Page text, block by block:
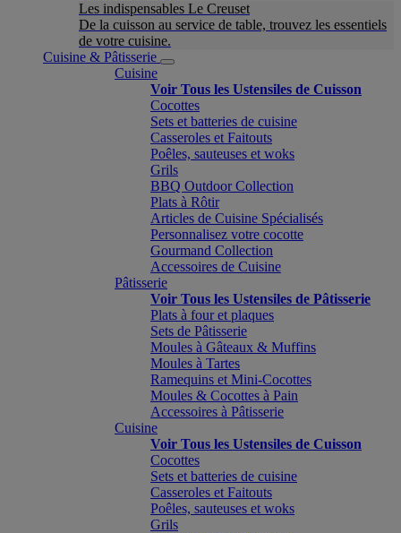
Les indispensables Le Creuset
De la cuisson au service de table, trouvez les essentiels
de votre cuisine.
Cuisine & Pâtisserie
Cuisine
Voir Tous les Ustensiles de Cuisson
Cocottes
Sets et batteries de cuisine
Casseroles et Faitouts
Poêles, sauteuses et woks
Grils
BBQ Outdoor Collection
Plats à Rôtir
Articles de Cuisine Spécialisés
Personnalisez votre cocotte
Gourmand Collection
Accessoires de Cuisine
Pâtisserie
Voir Tous les Ustensiles de Pâtisserie
Plats à four et plaques
Sets de Pâtisserie
Moules à Gâteaux & Muffins
Moules à Tartes
Ramequins et Mini-Cocottes
Moules & Cocottes à Pain
Accessoires à Pâtisserie
Cuisine
Voir Tous les Ustensiles de Cuisson
Cocottes
Sets et batteries de cuisine
Casseroles et Faitouts
Poêles, sauteuses et woks
Grils